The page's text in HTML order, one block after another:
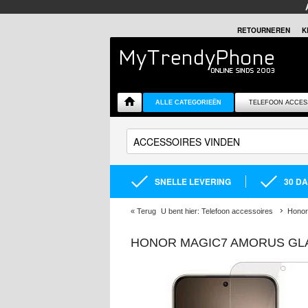
RETOURNEREN
ALLE CATEGORIEËN TELEFOON
SNELLE LEVERING 30
« Terug U bent hier: Telefoon accessoires
HONOR MAGIC7 AMORUS